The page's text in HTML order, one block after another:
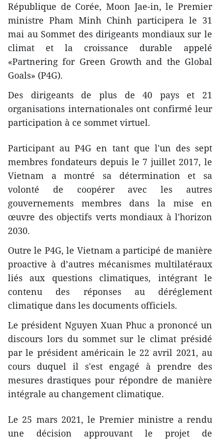
République de Corée, Moon Jae-in, le Premier
ministre Pham Minh Chinh participera le 31
mai au Sommet des dirigeants mondiaux sur le
climat et la croissance durable appelé
«Partnering for Green Growth and the Global
Goals» (P4G).
Des dirigeants de plus de 40 pays et 21
organisations internationales ont confirmé leur
participation à ce sommet virtuel.
Participant au P4G en tant que l'un des sept
membres fondateurs depuis le 7 juillet 2017, le
Vietnam a montré sa détermination et sa
volonté de coopérer avec les autres
gouvernements membres dans la mise en
œuvre des objectifs verts mondiaux à l'horizon
2030.
Outre le P4G, le Vietnam a participé de manière
proactive à d’autres mécanismes multilatéraux
liés aux questions climatiques, intégrant le
contenu des réponses au déréglement
climatique dans les documents officiels.
Le président Nguyen Xuan Phuc a prononcé un
discours lors du sommet sur le climat présidé
par le président américain le 22 avril 2021, au
cours duquel il s'est engagé à prendre des
mesures drastiques pour répondre de manière
intégrale au changement climatique.
Le 25 mars 2021, le Premier ministre a rendu
une décision approuvant le projet de